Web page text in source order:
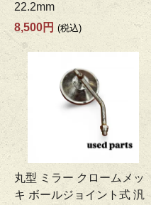
22.2mm
8,500円 (税込)
丸型 ミラー クロームメッ
キ ボールジョイント式 汎